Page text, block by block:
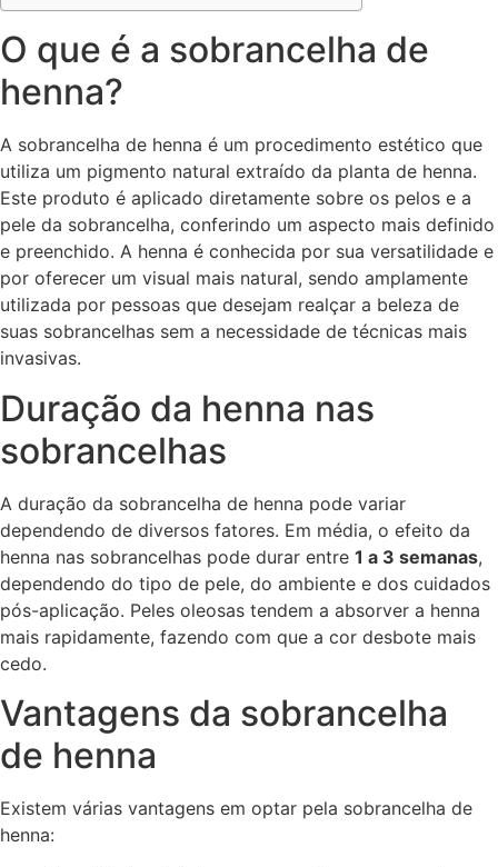
O que é a sobrancelha de
henna?
A sobrancelha de henna é um procedimento estético que
utiliza um pigmento natural extraído da planta de henna.
Este produto é aplicado diretamente sobre os pelos e a
pele da sobrancelha, conferindo um aspecto mais definido
e preenchido. A henna é conhecida por sua versatilidade e
por oferecer um visual mais natural, sendo amplamente
utilizada por pessoas que desejam realçar a beleza de
suas sobrancelhas sem a necessidade de técnicas mais
invasivas.
Duração da henna nas
sobrancelhas
A duração da sobrancelha de henna pode variar
dependendo de diversos fatores. Em média, o efeito da
henna nas sobrancelhas pode durar entre 1 a 3 semanas,
dependendo do tipo de pele, do ambiente e dos cuidados
pós-aplicação. Peles oleosas tendem a absorver a henna
mais rapidamente, fazendo com que a cor desbote mais
cedo.
Vantagens da sobrancelha
de henna
Existem várias vantagens em optar pela sobrancelha de
henna: